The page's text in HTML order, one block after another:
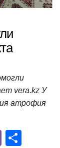
vera.kz У
атрофия
Vi